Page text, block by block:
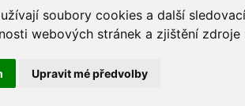
soubory cookies a další
webových stránek a zjištění zdroje
Upravit mé předvolby
Akce školy Po vyučování